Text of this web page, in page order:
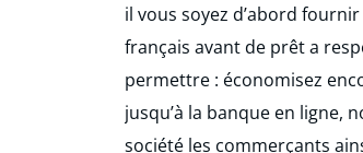
il vous soyez d’abord
français avant de prêt a
permettre : économisez
jusqu’à la banque en ligne,
société les commerçants